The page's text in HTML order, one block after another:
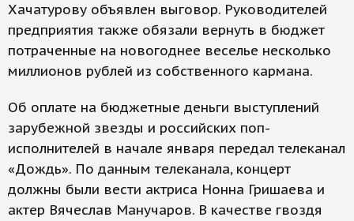
Хачатурову объявлен выговор. Руководителей
предприятия также обязали вернуть в бюджет
потраченные на новогоднее веселье несколько
миллионов рублей из собственного кармана.
Об оплате на бюджетные деньги выступлений
зарубежной звезды и российских поп-
исполнителей в начале января передал телеканал
«Дождь». По данным телеканала, концерт
должны были вести актриса Нонна Гришаева и
актер Вячеслав Манучаров. В качестве гвоздя